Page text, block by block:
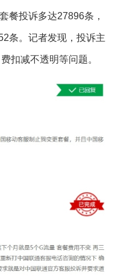
餐投诉多达27896条，
条。记者发现，投诉主
扣减不透明等问题。